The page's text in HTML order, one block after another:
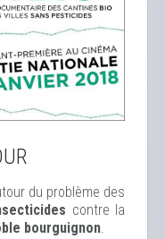
du problème des
contre la
bourguignon.